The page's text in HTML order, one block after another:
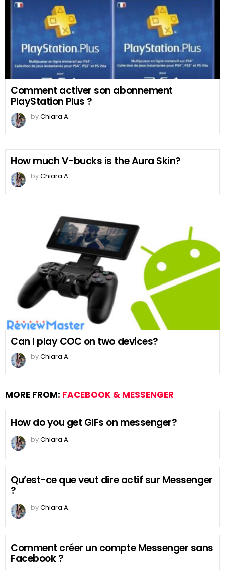
Comment activer son abonnement
PlayStation Plus ?
byChiara A.
How much V-bucks is the Aura Skin?
byChiara A.
Can I play COC on two devices?
byChiara A.
MORE FROM: FACEBOOK & MESSENGER
How do you get GIFs on messenger?
byChiara A.
Qu’est-ce que veut dire actif sur Messenger
?
byChiara A.
Comment créer un compte Messenger sans
Facebook ?